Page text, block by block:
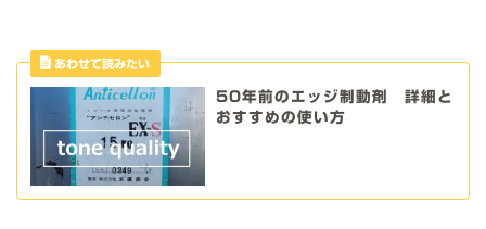
50年前のエッジ制動剤 詳細と
おすすめの使い方